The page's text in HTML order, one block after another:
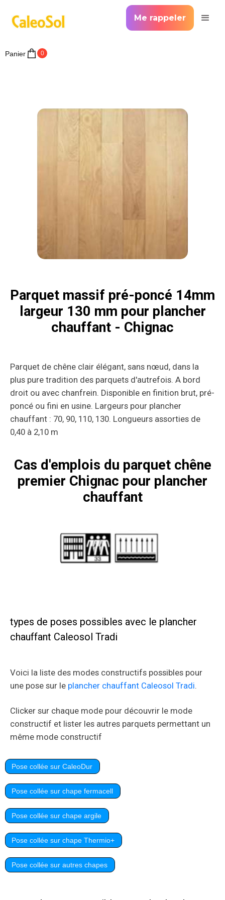
Me rappeler
Panier 0
Parquet massif pré-poncé 14mm
largeur 130 mm pour plancher
chauffant - Chignac
Parquet de chêne clair élégant, sans nœud, dans la
plus pure tradition des parquets d'autrefois. A bord
droit ou avec chanfrein. Disponible en finition brut, pré-
poncé ou fini en usine. Largeurs pour plancher
chauffant : 70, 90, 110, 130. Longueurs assorties de
0,40 à 2,10 m
Cas d'emplois du parquet chêne
premier Chignac pour plancher
chauffant
types de poses possibles avec le plancher
chauffant Caleosol Tradi
Voici la liste des modes constructifs possibles pour
une pose sur le plancher chauffant Caleosol Tradi.
Clicker sur chaque mode pour découvrir le mode
constructif et lister les autres parquets permettant un
même mode constructif
Pose collée sur CaleoDur
Pose collée sur chape fermacell
Pose collée sur chape argile
Pose collée sur chape Thermio+
Pose collée sur autres chapes